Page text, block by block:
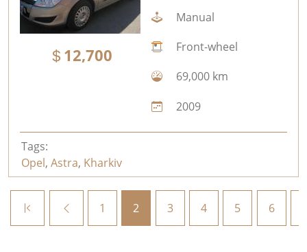
12,700
Manual
Front-wheel
69,000 km
2009
Tags:
Opel, Astra, Kharkiv
1 2 3 4 5 6